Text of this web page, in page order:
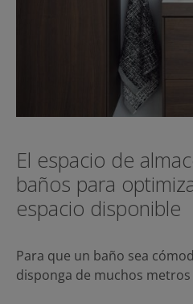
El espacio de
baños para
espacio disponible
Para que un baño sea
disponga de muchos